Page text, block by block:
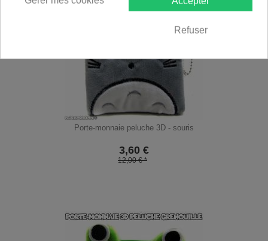
Porte-monnaie peluche 3D - souris
3,60 €
12,00 € *
Refuser